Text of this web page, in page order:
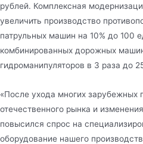
рублей. Комплексная
увеличить производство
патрульных машин на 10% до 100
комбинированных дорожных
гидроманипуляторов в 3 раза до
«После ухода многих зарубежных
отечественного рынка и
повысился спрос на
оборудование нашего